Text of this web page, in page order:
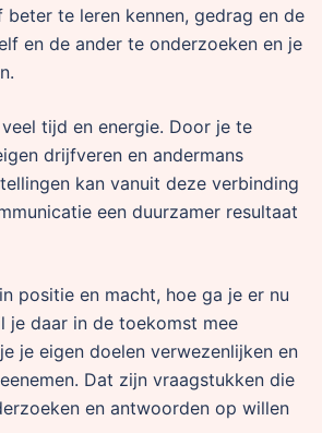
te leren kennen, gedrag en de
en de ander te onderzoeken en je
tijd en energie. Door je te
drijfveren en andermans
kan vanuit deze verbinding
een duurzamer resultaat
positie en macht, hoe ga je er nu
je daar in de toekomst mee
je eigen doelen verwezenlijken en
Dat zijn vraagstukken die
en antwoorden op willen